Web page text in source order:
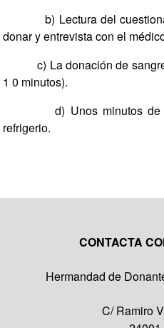
b) Lectura del
donar y entrevista con el
c) La donación de sangre
1 0 minutos).
d) Unos minutos de
refrigerio.
CONTACTA
Hermandad de
C/ Ramiro